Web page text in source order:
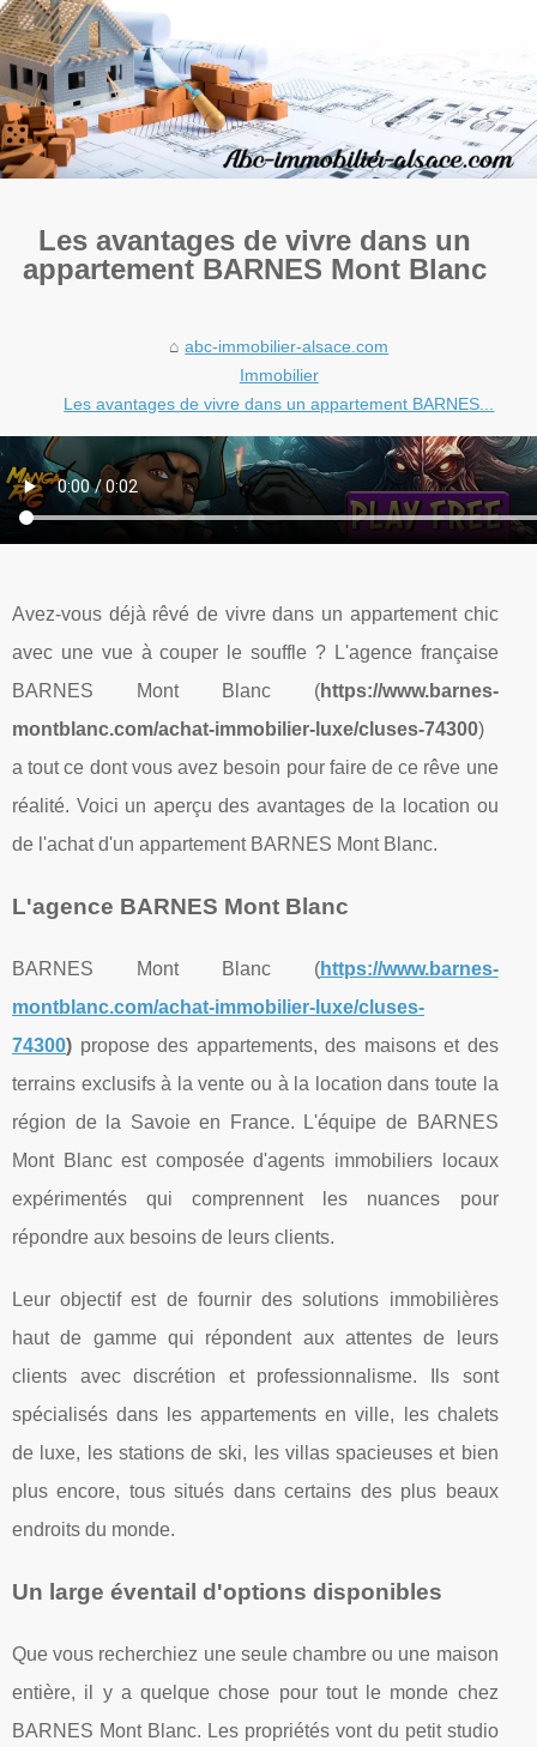
Les avantages de vivre dans un
appartement BARNES Mont Blanc
abc-immobilier-alsace.com
Immobilier
Les avantages de vivre dans un appartement BARNES...
Avez-vous déjà rêvé de vivre dans un appartement chic
avec une vue à couper le souffle ? L'agence française
BARNES Mont Blanc (https://www.barnes-
montblanc.com/achat-immobilier-luxe/cluses-74300)
a tout ce dont vous avez besoin pour faire de ce rêve une
réalité. Voici un aperçu des avantages de la location ou
de l'achat d'un appartement BARNES Mont Blanc.
L'agence BARNES Mont Blanc
BARNES Mont Blanc (https://www.barnes-
montblanc.com/achat-immobilier-luxe/cluses-
74300) propose des appartements, des maisons et des
terrains exclusifs à la vente ou à la location dans toute la
région de la Savoie en France. L'équipe de BARNES
Mont Blanc est composée d'agents immobiliers locaux
expérimentés qui comprennent les nuances pour
répondre aux besoins de leurs clients.
Leur objectif est de fournir des solutions immobilières
haut de gamme qui répondent aux attentes de leurs
clients avec discrétion et professionnalisme. Ils sont
spécialisés dans les appartements en ville, les chalets
de luxe, les stations de ski, les villas spacieuses et bien
plus encore, tous situés dans certains des plus beaux
endroits du monde.
Un large éventail d'options disponibles
Que vous recherchiez une seule chambre ou une maison
entière, il y a quelque chose pour tout le monde chez
BARNES Mont Blanc. Les propriétés vont du petit studio